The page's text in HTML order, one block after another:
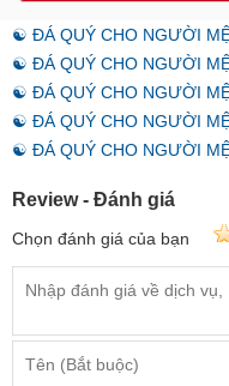
☯ ĐÁ QUÝ CHO NGƯỜI
☯ ĐÁ QUÝ CHO NGƯỜI
☯ ĐÁ QUÝ CHO NGƯỜI
☯ ĐÁ QUÝ CHO NGƯỜI
☯ ĐÁ QUÝ CHO NGƯỜI
Review - Đánh giá
Chọn đánh giá của bạn